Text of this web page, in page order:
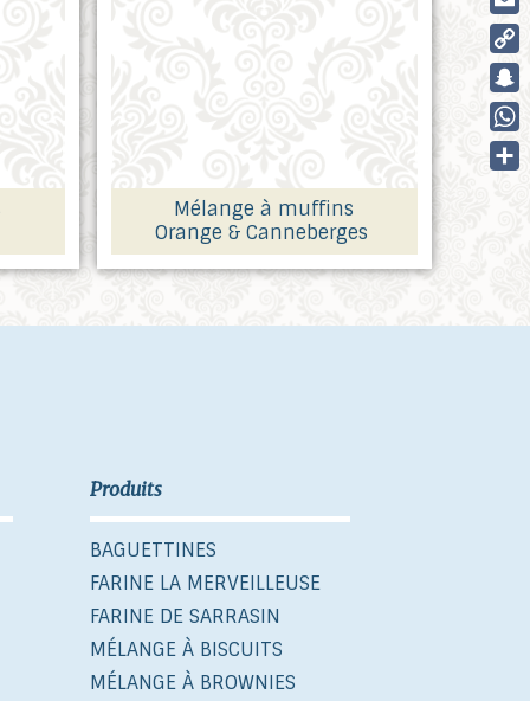
Mélange à muffins
Orange & Canneberges
Produits
BAGUETTINES
FARINE LA MERVEILLEUSE
FARINE DE SARRASIN
MÉLANGE À BISCUITS
MÉLANGE À BROWNIES
Link